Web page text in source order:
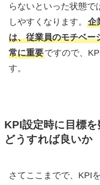
らないといった状態
しやすくなります。 企
は、従業員のモチベー
常に重要ですので、
す。
KPI設定時に目標を
どうすれば良いか
さてここまでで、KPI